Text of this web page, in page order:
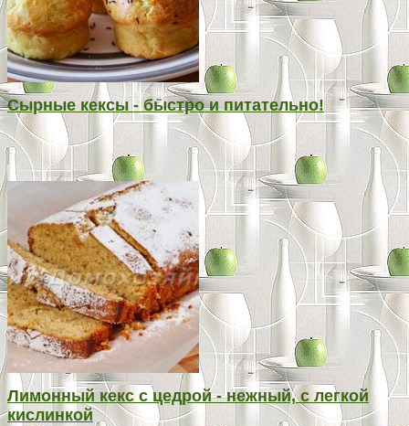
Сырные кексы - быстро и питательно!
Лимонный кекс с цедрой - нежный, с легкой
кислинкой